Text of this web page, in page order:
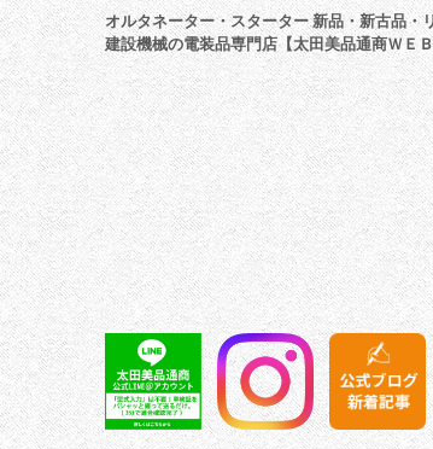
オルタネーター・スターター 新品・新古品・
建設機械の電装品専門店【太田美品通商ＷＥ